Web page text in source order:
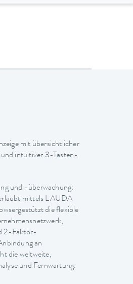
mit übersichtlicher
und intuitiver 3-Tasten-
und -überwachung:
mittels LAUDA
die flexible
2-Faktor-
an
die weltweite,
und Fernwartung.